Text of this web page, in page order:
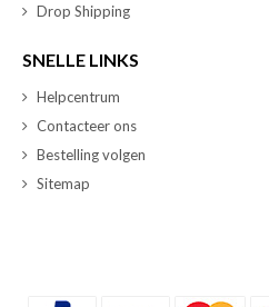
Drop Shipping
SNELLE LINKS
Helpcentrum
Contacteer ons
Bestelling volgen
Sitemap